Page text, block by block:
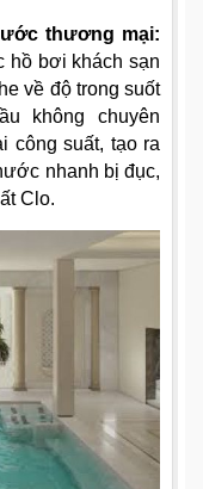
thương mại:
hồ bơi khách sạn
về độ trong suốt
không chuyên
công suất, tạo ra
nhanh bị đục,
Clo.